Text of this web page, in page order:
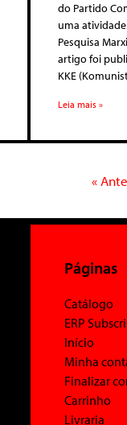
do Partido
uma
Pesquisa
artigo foi
KKE
Leia mais »
«
Páginas
Catálogo
ERP
Início
Minha
Finalizar
Carrinho
Livraria